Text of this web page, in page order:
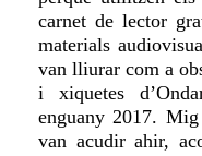
carnet de lector
materials
van lliurar com a
i xiquetes
enguany 2017.
van acudir ahir,